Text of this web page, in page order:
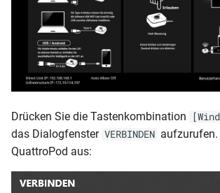
Drücken Sie die Tastenkombination
das Dialogfenster VERBINDEN aufzurufen.
QuattroPod aus: